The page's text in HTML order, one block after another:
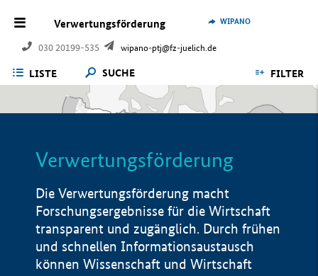
Verwertungsförderung
030 20199-535 wipano-ptj@fz-juelich.de
WIPANO
LISTE SUCHE FILTER
Verwertungsförderung
Die Verwertungsförderung macht
Forschungsergebnisse für die Wirtschaft
transparent und zugänglich. Durch frühen
und schnellen Informationsaustausch
können Wissenschaft und Wirtschaft